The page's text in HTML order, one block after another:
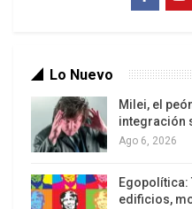
Tengamos presente
sobre el derecho a
derecho a la vida y el
Lo Nuevo
Milei, el
integración
Ago 6, 2026
Egopolítica:
edificios,